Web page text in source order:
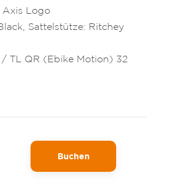
Axis Logo
Sattelstütze: Ritchey
/ TL QR (Ebike Motion) 32
Buchen